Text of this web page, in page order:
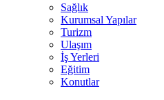
Sağlık
Kurumsal Yapılar
Turizm
Ulaşım
İş Yerleri
Eğitim
Konutlar